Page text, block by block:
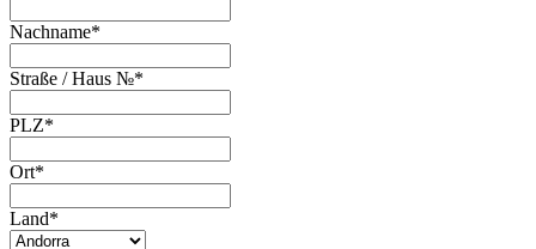
Nachname*
Straße / Haus №*
PLZ*
Ort*
Land*